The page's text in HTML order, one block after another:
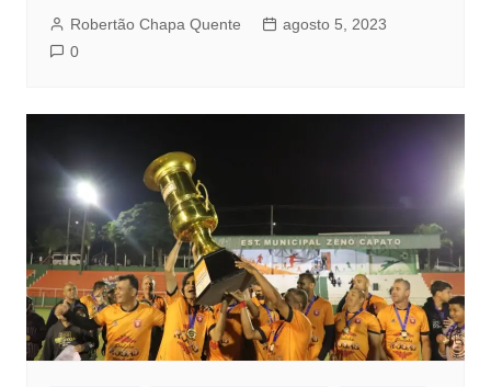
Robertão Chapa Quente
agosto 5, 2023
0